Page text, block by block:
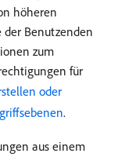
höheren
der Benutzenden
zum
für
oder
.
aus einem